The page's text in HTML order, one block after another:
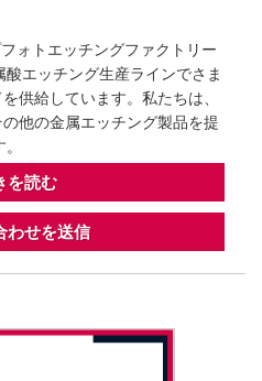
ォトエッチングファクトリー
エッチング生産ラインでさま
供給しています。私たちは、
他の金属エッチング製品を提
を読む
わせを送信